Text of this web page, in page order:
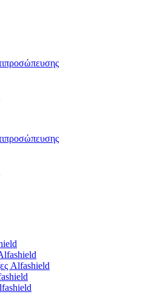
Alfashield